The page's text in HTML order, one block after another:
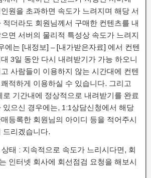
원을 초과하면 속도가 느려지며 해당 서
적더라도 회원님께서 구매한 컨텐츠를 내
면 서버의 물리적 특성상 속도가 느려지
에는 [내정보] – [내가받은자료] 에서 컨텐
3일 동안 다시 내려받기가 가능 하오니
사람들이 이용하지 않는 시간대에 컨텐
적하게 이용하실 수 있습니다. 그리고
로 기간내에 정상적으로 내려받기를 완료
있으신 경우에는, 1:1상담신청에서 해당
등록한 회원님의 아이디 등을 적어주시
드리겠습니다.
태 : 지속적으로 속도가 느리시다면, 회
인터넷 회사에 회선점검 요청을 해보시